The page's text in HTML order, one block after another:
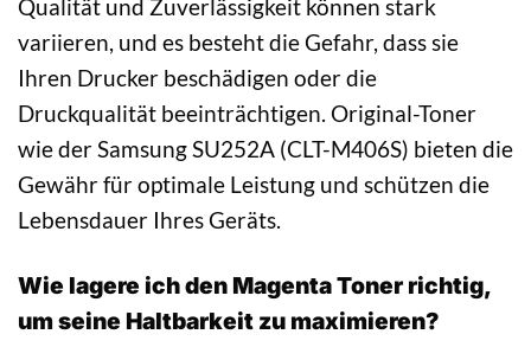
Qualität und Zuverlässigkeit können stark
variieren, und es besteht die Gefahr, dass sie
Ihren Drucker beschädigen oder die
Druckqualität beeinträchtigen. Original-Toner
wie der Samsung SU252A (CLT-M406S) bieten die
Gewähr für optimale Leistung und schützen die
Lebensdauer Ihres Geräts.
Wie lagere ich den Magenta Toner richtig,
um seine Haltbarkeit zu maximieren?